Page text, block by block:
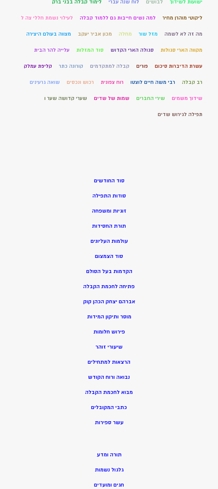
ישועות לשידוך לבושים לוח שנה עברי לימוד קבלה בבני ברק
ליקוטי מוהרן מחיר למה נשים חייבות גם ללמוד קבלה לעילוי נשמת חללי צה ל
מה זה לא לשמה מזל שור מחלה מכון אביר יעקב מצווה בעולם היצירה
מקווה הארי סגולות סגולה הארי הקדוש סוד המזלות עלייה להר הבית
עשרת הדיברות סיכום פורים קבלה למתקדמים קורונה כתר קליפת עמלק
רב קבלה רבי משה חיים לוצטו רוח צפונית רכוש ונכסים שואה גרעינים
שידוך משמים שירי החברים שמות של שדים שערי קדושה שער ו
תפילה לגירוש שדים
סוד החודשים
סודות התפילה
זוגיות ומשפחה
תורת החסידות
עולמות העליונים
סוד הצמצום
הקדמות בעל הסולם
פתיחה לחכמת הקבלה
אברהם יצחק הכהן קוק
מוסר ותיקון המידות
פירוש חלומות
שיעורי זוהר
הרצאות למתחילים
נבואה ורוח הקודש
מבוא לחכמת הקבלה
כתבי המקובלים
עשר ספירות
תורה ומדע
גלגול נשמות
חגים ומועדים